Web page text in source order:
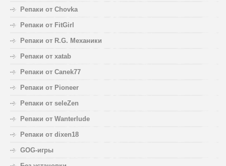
Репаки от Chovka
Репаки от FitGirl
Репаки от R.G. Механики
Репаки от xatab
Репаки от Canek77
Репаки от Pioneer
Репаки от seleZen
Репаки от Wanterlude
Репаки от dixen18
GOG-игры